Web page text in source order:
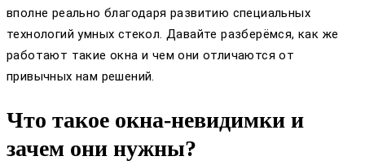
вполне реально благодаря развитию специальных
технологий умных стекол. Давайте разберёмся, как же
работают такие окна и чем они отличаются от
привычных нам решений.
Что такое окна-невидимки и
зачем они нужны?